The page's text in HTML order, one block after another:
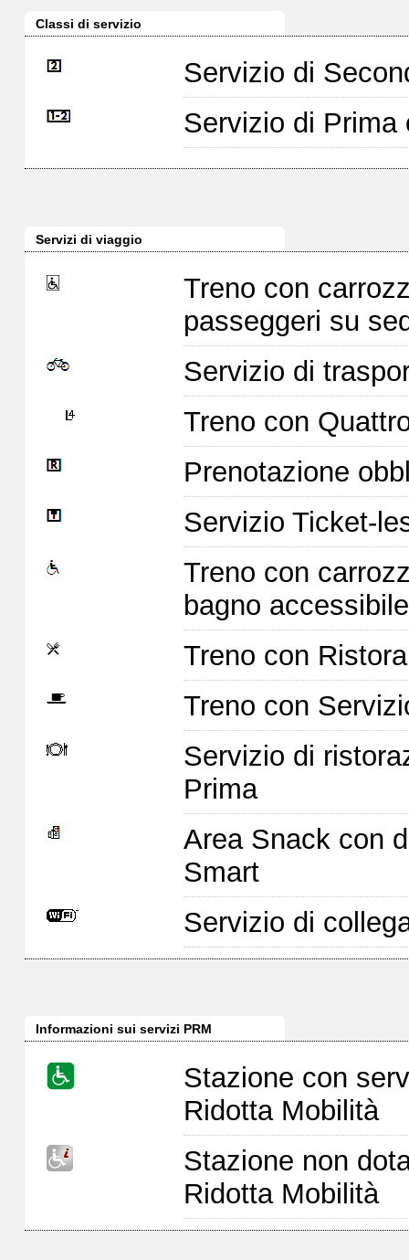
Classi di servizio
Servizio di
Servizio di Prima
Servizi di viaggio
Treno con
passeggeri su
Servizio di
Treno con
Prenotazione
Servizio Ticket-
Treno con
bagno
Treno con
Treno con
Servizio di
Prima
Area Snack con
Smart
Servizio di
Informazioni sui servizi PRM
Stazione con
Ridotta Mobilità
Stazione non
Ridotta Mobilità